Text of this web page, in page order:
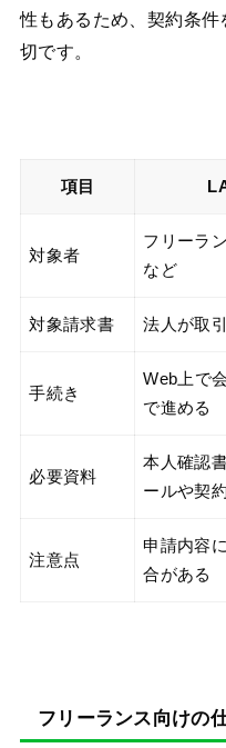
性もあるため、契約条
切です。
項目
対象者
フリーラ
など
対象請求書 法人が取
手続き
Web上で
で進める
必要資料
本人確認
ールや契
注意点
申請内容
合がある
フリーランス向けの